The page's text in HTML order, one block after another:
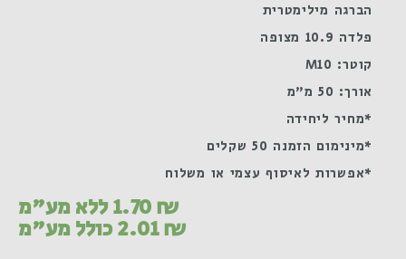
הברגה מילימטרית
פלדה 10.9 מצופה
קוטר: M10
אורך: 50 מ"מ
*מחיר ליחידה
*מינימום הזמנה 50 שקלים
*אפשרות לאיסוף עצמי או משלוח
1.70₪ ללא מע"מ
2.01₪ כולל מע"מ